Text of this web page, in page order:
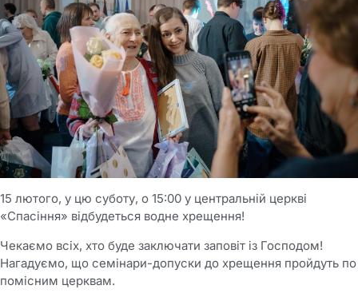
15 лютого, у цю суботу, о 15:00 у центральній церкві
«Спасіння» відбудеться водне хрещення!
Чекаємо всіх, хто буде заключати заповіт із Господом!
Нагадуємо, що семінари-допуски до хрещення пройдуть по
помісним церквам.